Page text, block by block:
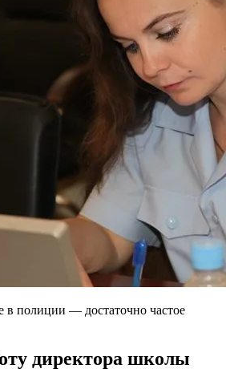
полиции — достаточно частое
директора школы